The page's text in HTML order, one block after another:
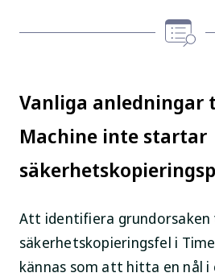
Vanliga anledningar
Machine inte startar
Att identifiera
säkerhetskopieringsfel i
kännas som att hitta en nål i